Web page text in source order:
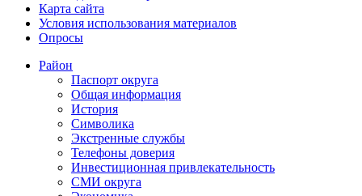
Карта сайта
Условия использования материалов
Опросы
Район
Паспорт округа
Общая информация
История
Символика
Экстренные службы
Телефоны доверия
Инвестиционная привлекательность
СМИ округа